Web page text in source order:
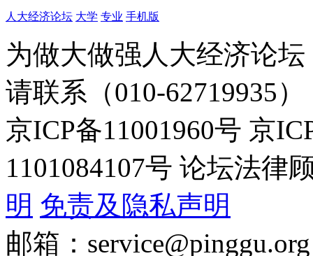
人大经济论坛 大学 专业 手机版
为做大做强人大经济论
请联系（010-62719935）
京ICP备11001960号 京
1101084107号 论坛法律
明 免责及隐私声明
邮箱：service@pinggu.org